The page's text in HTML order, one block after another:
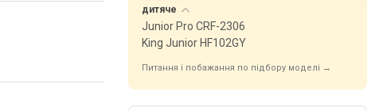
дитяче
Junior Pro CRF-2306
King Junior HF102GY
Питання і побажання по підбору моделі →